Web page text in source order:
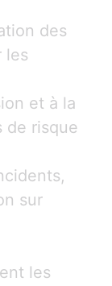
des
les
et à la
de risque
sur
les